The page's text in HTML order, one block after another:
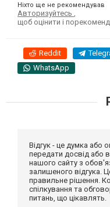
Ніхто ще не рекомендував
Авторизуйтесь
щоб оцінити і
Reddit
WhatsApp
Відгук - це думка або
передати досвід або
нашого сайту з
залишеного відгука.
правильне рішення.
спілкування та
питань, що цікавлять.